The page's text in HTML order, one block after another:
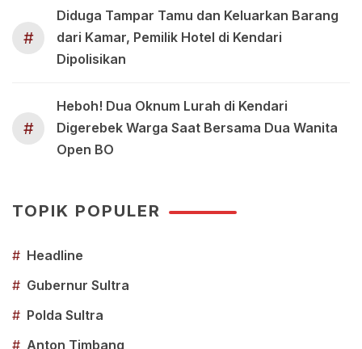
#
Diduga Tampar Tamu dan Keluarkan Barang
dari Kamar, Pemilik Hotel di Kendari
Dipolisikan
#
Heboh! Dua Oknum Lurah di Kendari
Digerebek Warga Saat Bersama Dua Wanita
Open BO
TOPIK POPULER
# Headline
# Gubernur Sultra
# Polda Sultra
# Anton Timbang